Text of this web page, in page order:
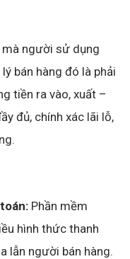
người sử dụng
bán hàng đó là phải
tiền ra vào, xuất –
đủ, chính xác lãi lỗ,
Phần mềm
hình thức thanh
lẫn người bán hàng.